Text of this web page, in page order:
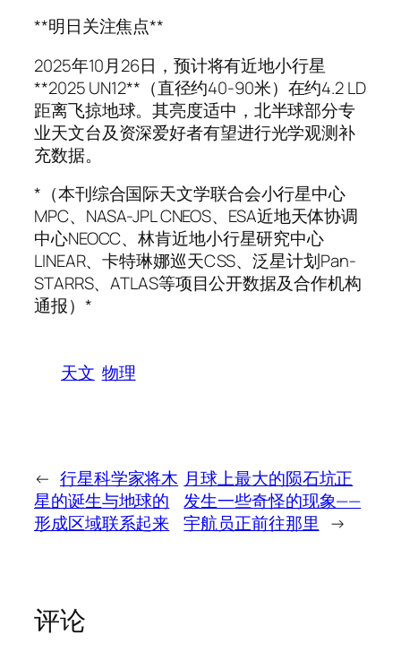
**明日关注焦点**
2025年10月26日，预计将有近地小行星
**2025 UN12**（直径约40-90米）在约4.2 LD
距离飞掠地球。其亮度适中，北半球部分专
业天文台及资深爱好者有望进行光学观测补
充数据。
*（本刊综合国际天文学联合会小行星中心
MPC、NASA-JPL CNEOS、ESA近地天体协调
中心NEOCC、林肯近地小行星研究中心
LINEAR、卡特琳娜巡天CSS、泛星计划Pan-
STARRS、ATLAS等项目公开数据及合作机构
通报）*
天文 物理
← 行星科学家将木
星的诞生与地球的
形成区域联系起来
月球上最大的陨石坑正
发生一些奇怪的现象——
宇航员正前往那里 →
评论